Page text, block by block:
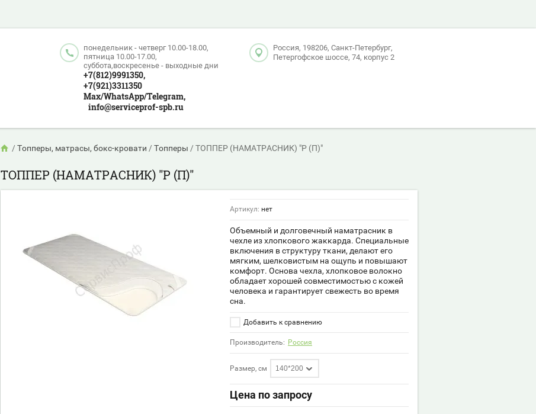
понедельник - четверг 10.00-18.00,
пятница 10.00-17.00,
суббота,воскресенье - выходные дни
+7(812)9991350,
+7(921)3311350
Max/WhatsApp/Telegram,
info@serviceprof-spb.ru
Россия, 198206, Санкт-Петербург,
Петергофское шоссе, 74, корпус 2
/ Топперы, матрасы, бокс-кровати / Топперы / ТОППЕР (НАМАТРАСНИК) "Р (П)"
ТОППЕР (НАМАТРАСНИК) "Р (П)"
Артикул: нет
Объемный и долговечный наматрасник в
чехле из хлопкового жаккарда. Специальные
включения в структуру ткани, делают его
мягким, шелковистым на ощупь и повышают
комфорт. Основа чехла, хлопковое волокно
обладает хорошей совместимостью с кожей
человека и гарантирует свежесть во время
сна.
Добавить к сравнению
Производитель: Россия
Размер, см 140*200
Цена по запросу